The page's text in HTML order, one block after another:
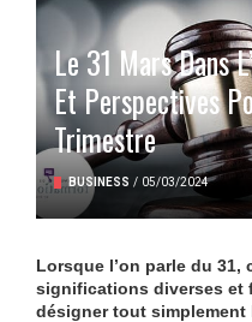
Le 31 Mars Dans
Et Perspectives
Trimestre
BUSINESS / 05/03/2024
Lorsque l’on parle du 31,
significations diverses et
désigner tout